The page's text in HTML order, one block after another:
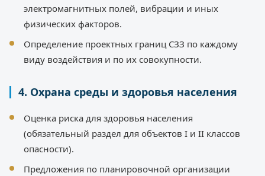
электромагнитных полей, вибрации и иных
физических факторов.
Определение проектных границ СЗЗ по каждому
виду воздействия и по их совокупности.
4. Охрана среды и здоровья населения
Оценка риска для здоровья населения
(обязательный раздел для объектов I и II классов
опасности).
Предложения по планировочной организации